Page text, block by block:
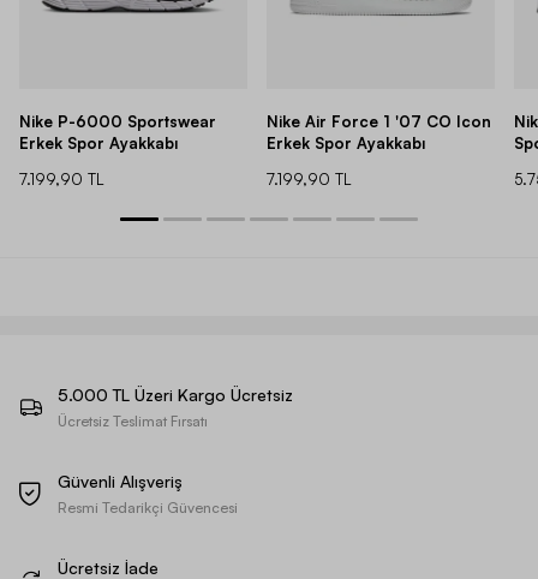
Nike P-6000 Sportswear
Erkek Spor Ayakkabı
7.199,90 TL
Nike Air Force 1 '07 CO Icon
Erkek Spor Ayakkabı
7.199,90 TL
5.000 TL Üzeri Kargo Ücretsiz
Ücretsiz Teslimat Fırsatı
Güvenli Alışveriş
Resmi Tedarikçi Güvencesi
Ücretsiz İade